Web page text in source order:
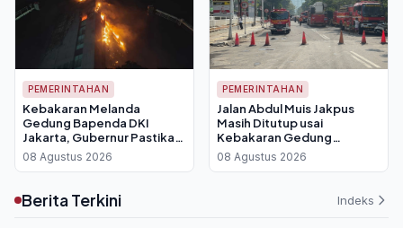
PEMERINTAHAN
Kebakaran Melanda
Gedung Bapenda DKI
Jakarta, Gubernur Pastikan
Data Pajak Aman Berkat
Cadangan Digital
08 Agustus 2026
PEMERINTAHAN
Jalan Abdul Muis Jakpus
Masih Ditutup usai
Kebakaran Gedung
Bapenda DKI, SPBU Ikut
Nonaktif
08 Agustus 2026
Berita Terkini Indeks